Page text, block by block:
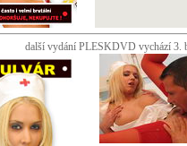
další vydání PLESKDVD vychází 3.